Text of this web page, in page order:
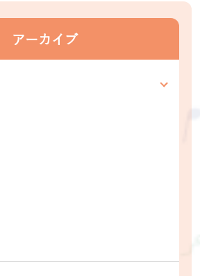
アーカイブ